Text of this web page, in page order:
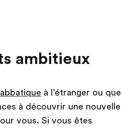
ambitieux
à l’étranger ou que
à découvrir une nouvelle
vous. Si vous êtes